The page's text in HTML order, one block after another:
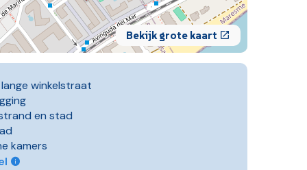
Bekijk grote kaart
winkelstraat
en stad
kamers